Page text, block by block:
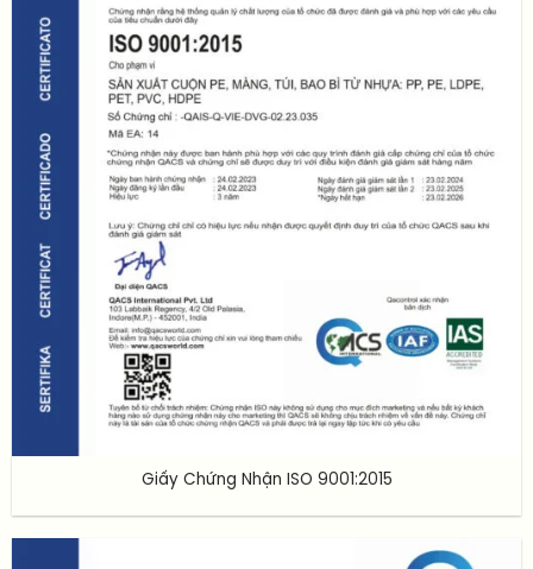
Giấy Chứng Nhận ISO 9001:2015